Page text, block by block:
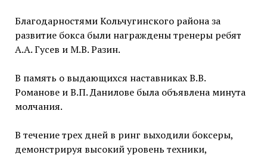
Благодарностями Кольчугинского района за
развитие бокса были награждены тренеры ребят
А.А. Гусев и М.В. Разин.
В память о выдающихся наставниках В.В.
Романове и В.П. Данилове была объявлена минута
молчания.
В течение трех дней в ринг выходили боксеры,
демонстрируя высокий уровень техники,